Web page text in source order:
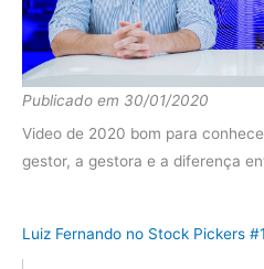
Publicado em 30/01/2020
Video de 2020 bom para
gestor, a gestora e a diferença
Luiz Fernando no Stock Pickers